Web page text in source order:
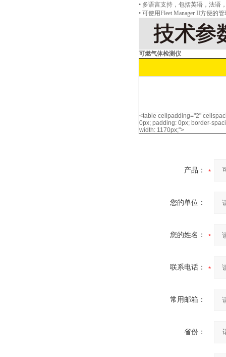
• 多语言支持，包括英语，法语
• 可使用Fleet Manager II方便的
可燃气体检测仪
<table cellpadding="2"
0px; padding: 0px; border-
width: 1170px;">
产品：
您的单位：
您的姓名：
联系电话：
常用邮箱：
省份：